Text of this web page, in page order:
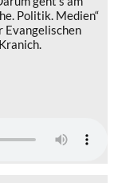
Politik. Medien“